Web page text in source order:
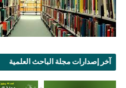
آخر إصدارات مجلة الباحث العلمية